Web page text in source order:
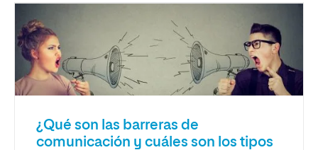
¿Qué son las barreras de
comunicación y cuáles son los tipos